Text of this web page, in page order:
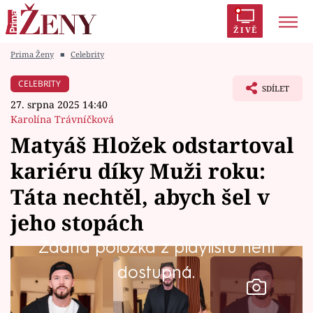
ŽIVĚ
Módní alarm
Témata
Celebrity
Vztahy
Seriály
Prima Ženy ■ Celebrity
CELEBRITY
27. srpna 2025 14:40
Karolína Trávníčková
SDÍLET
Matyáš Hložek odstartoval
kariéru díky Muži roku:
Táta nechtěl, abych šel v
jeho stopách
Žádná položka z playlistu není
dostupná.